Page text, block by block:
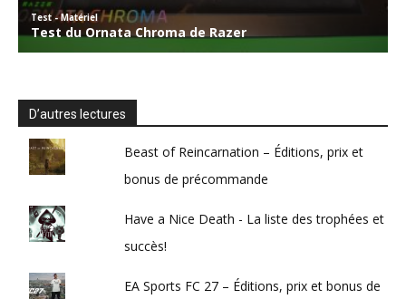
D’autres lectures
Beast of Reincarnation – Éditions, prix et
bonus de précommande
Have a Nice Death - La liste des trophées et
succès!
EA Sports FC 27 – Éditions, prix et bonus de